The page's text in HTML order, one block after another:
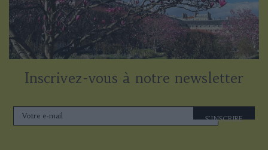
Inscrivez-vous à notre newsletter
S'INSCRIRE